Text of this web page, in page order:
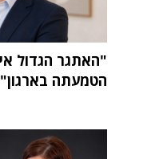
הטמעתה בארגון"